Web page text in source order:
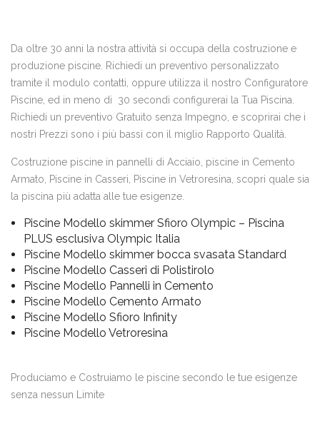
Da oltre 30 anni la nostra attività si occupa della costruzione e
produzione piscine. Richiedi un preventivo personalizzato
tramite il modulo contatti, oppure utilizza il nostro Configuratore
Piscine, ed in meno di 30 secondi configurerai la Tua Piscina.
Richiedi un preventivo Gratuito senza Impegno, e scoprirai che i
nostri Prezzi sono i più bassi con il miglio Rapporto Qualità.
Costruzione piscine in pannelli di Acciaio, piscine in Cemento
Armato, Piscine in Casseri, Piscine in Vetroresina, scopri quale sia
la piscina più adatta alle tue esigenze.
Piscine Modello skimmer Sfioro Olympic – Piscina
PLUS esclusiva Olympic Italia
Piscine Modello skimmer bocca svasata Standard
Piscine Modello Casseri di Polistirolo
Piscine Modello Pannelli in Cemento
Piscine Modello Cemento Armato
Piscine Modello Sfioro Infinity
Piscine Modello Vetroresina
Produciamo e Costruiamo le piscine secondo le tue esigenze
senza nessun Limite